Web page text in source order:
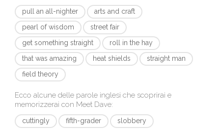
pull an all-nighter
arts and craft
pearl of wisdom
street fair
get something straight
roll in the hay
that was amazing
heat shields
straight man
field theory
Ecco alcune delle parole inglesi che scoprirai e
memorizzerai con Meet Dave:
cuttingly fifth-grader
slobbery